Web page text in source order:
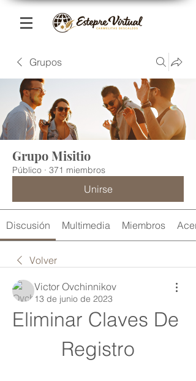
Grupos
Grupo Misitio
Público · 371 miembros
Unirse
Discusión Multimedia Miembros
Volver
Victor Ovchinnikov
13 de junio de 2023
Eliminar Claves De
Registro